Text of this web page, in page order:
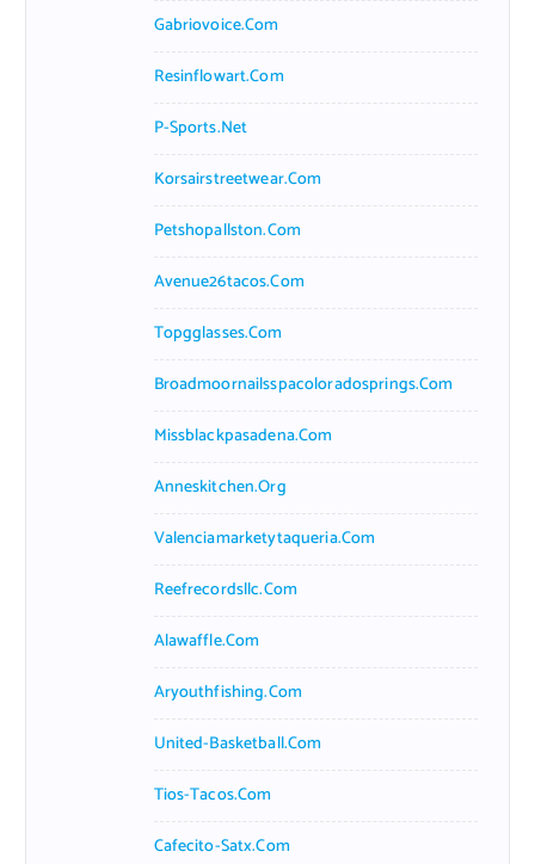
Gabriovoice.com
Resinflowart.com
P-Sports.net
Korsairstreetwear.com
Petshopallston.com
Avenue26tacos.com
Topgglasses.com
Broadmoornailsspacoloradosprings.com
Missblackpasadena.com
Anneskitchen.org
Valenciamarketytaqueria.com
Reefrecordsllc.com
Alawaffle.com
Aryouthfishing.com
United-Basketball.com
Tios-Tacos.com
Cafecito-Satx.com